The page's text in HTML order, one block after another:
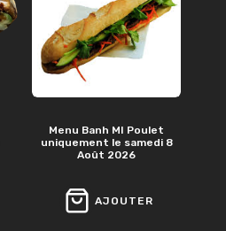
Menu Banh MI Poulet
uniquement le samedi 8
Août 2026
AJOUTER